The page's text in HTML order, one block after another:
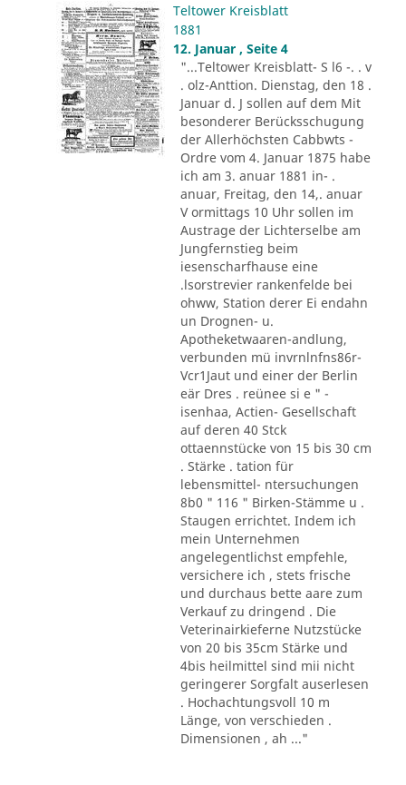
Teltower Kreisblatt
1881
12. Januar , Seite 4
"...Teltower Kreisblatt- S l6 -. . v
. olz-Anttion. Dienstag, den 18 .
Januar d. J sollen auf dem Mit
besonderer Berücksschugung
der Allerhöchsten Cabbwts -
Ordre vom 4. Januar 1875 habe
ich am 3. anuar 1881 in- .
anuar, Freitag, den 14,. anuar
V ormittags 10 Uhr sollen im
Austrage der Lichterselbe am
Jungfernstieg beim
iesenscharfhause eine
.lsorstrevier rankenfelde bei
ohww, Station derer Ei endahn
un Drognen- u.
Apotheketwaaren-andlung,
verbunden mü invrnlnfns86r-
Vcr1Jaut und einer der Berlin
eär Dres . reünee si e " -
isenhaa, Actien- Gesellschaft
auf deren 40 Stck
ottaennstücke von 15 bis 30 cm
. Stärke . tation für
lebensmittel- ntersuchungen
8b0 " 116 " Birken-Stämme u .
Staugen errichtet. Indem ich
mein Unternehmen
angelegentlichst empfehle,
versichere ich , stets frische
und durchaus bette aare zum
Verkauf zu dringend . Die
Veterinairkieferne Nutzstücke
von 20 bis 35cm Stärke und
4bis heilmittel sind mii nicht
geringerer Sorgfalt auserlesen
. Hochachtungsvoll 10 m
Länge, von verschieden .
Dimensionen , ah ..."